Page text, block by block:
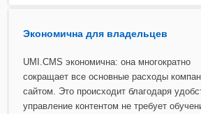
Экономична для владельцев
UMI.CMS экономична: она многократно
сокращает все основные расходы
сайтом. Это происходит благодаря
управление контентом не требует